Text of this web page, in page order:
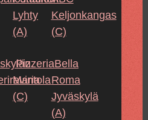
Lyhty
(A)
Keljonkangas
(C)
Pizzeria
Maria
(C)
Bella
Roma
Jyväskylä
(A)